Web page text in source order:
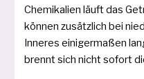
Chemikalien läuft das
kön­nen zusätz­lich bei
Inneres eini­ger­ma­ßen
brennt sich nicht sofort